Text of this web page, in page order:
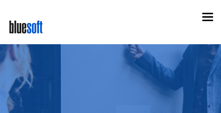
main
content